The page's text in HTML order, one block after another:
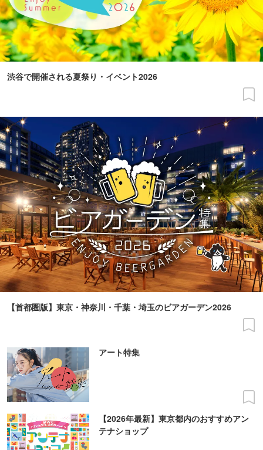
渋谷で開催される夏祭り・イベント2026
【首都圏版】東京・神奈川・千葉・埼玉のビアガーデン2026
アート特集
【2026年最新】東京都内のおすすめアン
テナショップ